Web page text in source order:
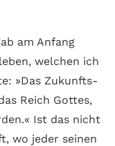
am Anfang
welchen ich
»Das Zukunfts­
Reich Gottes,
Ist das nicht
wo jeder seinen